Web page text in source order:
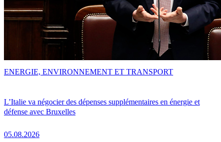
L’Italie va négocier des dépenses supplémentaires en énergie et
défense avec Bruxelles
05.08.2026
ENERGIE, ENVIRONNEMENT ET TRANSPORT